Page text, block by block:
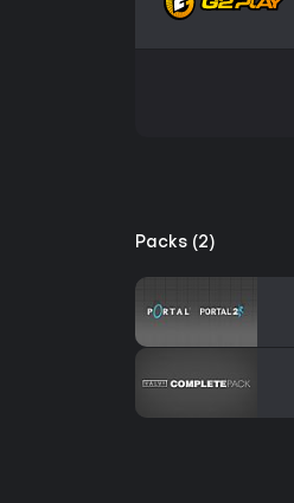
Packs (2)